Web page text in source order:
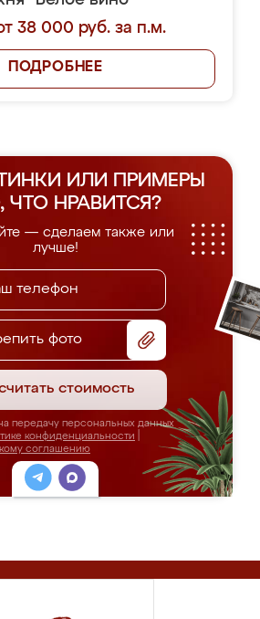
38 000 руб. за п.м.
ПОДРОБНЕЕ
ИЛИ ПРИМЕРЫ
ЧТО НРАВИТСЯ?
— сделаем также или
лучше!
фото
стоимость
передачу персональных данных
конфиденциальности
соглашению